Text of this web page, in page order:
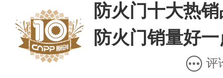
防火门十大热
防火门销量好
评